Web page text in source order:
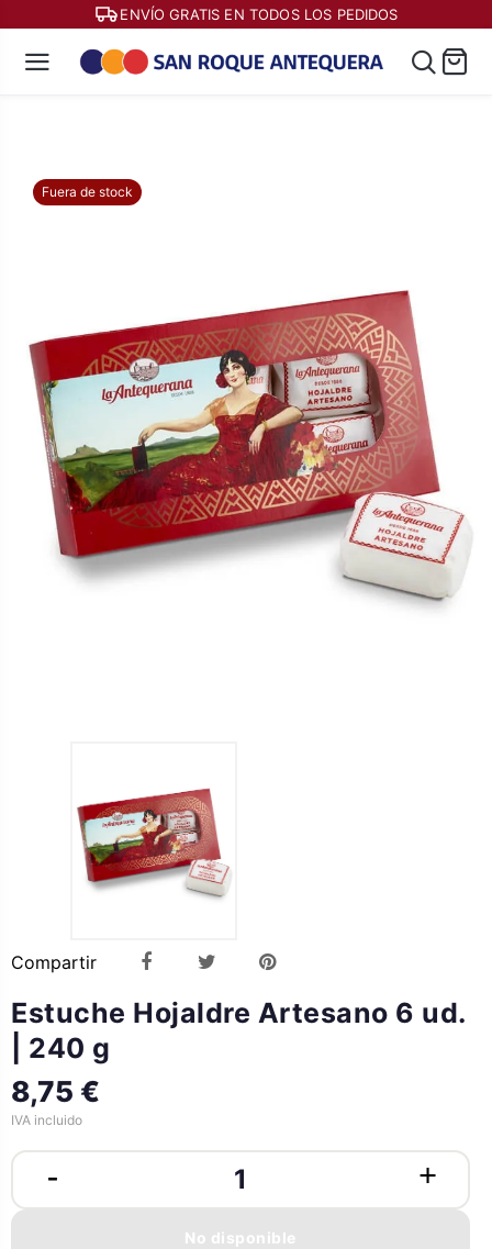
ENVÍO GRATIS EN TODOS LOS PEDIDOS
Fuera de stock
Compartir
Estuche Hojaldre Artesano 6 ud.
| 240 g
8,75 €
IVA incluido
No disponible